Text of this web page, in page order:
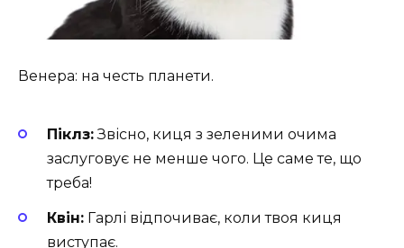
Венера: на честь планети.
Піклз:Звісно, киця з зеленими очима
заслуговує не менше чого. Це саме те, що
треба!
Квін: Гарлі відпочиває, коли твоя киця
виступає.